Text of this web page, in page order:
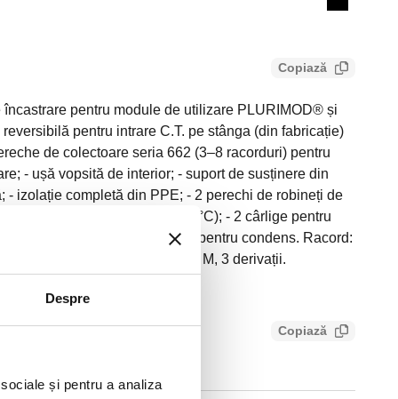
Despre
și pentru a analiza
Collapse
Copiază
pentru module de utilizare PLURIMOD® și
pentru intrare C.T. pe stânga (din fabricație)
de colectoare seria 662 (3–8 racorduri) pentru
- ușă vopsită de interior; - suport de susținere din
- izolație completă din PPE; - 2 perechi de robineți de
din tehnopolimer (T max 55 °C); - 2 cârlige pentru
din seria 7000 și tăviță pentru condens. Racord:
derivație: G 3/4" A (ISO 228-1) M, 3 derivații.
Copiază